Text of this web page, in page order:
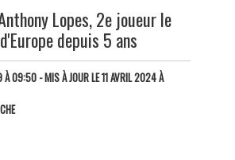
Lopes, 2e joueur le
depuis 5 ans
À 09:50- MIS À JOUR LE 11 AVRIL 2024 À